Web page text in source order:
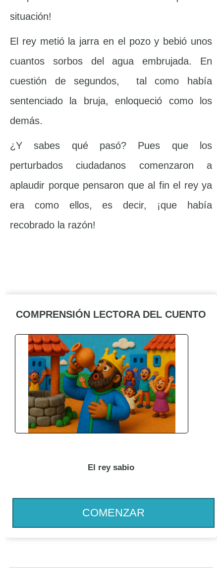
situación!
El rey metió la jarra en el pozo y bebió unos
cuantos sorbos del agua embrujada. En
cuestión de segundos, tal como había
sentenciado la bruja, enloqueció como los
demás.
¿Y sabes qué pasó? Pues que los
perturbados ciudadanos comenzaron a
aplaudir porque pensaron que al fin el rey ya
era como ellos, es decir, ¡que había
recobrado la razón!
COMPRENSIÓN LECTORA DEL CUENTO
El rey sabio
COMENZAR